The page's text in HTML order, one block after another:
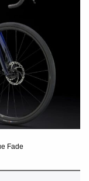
Fade